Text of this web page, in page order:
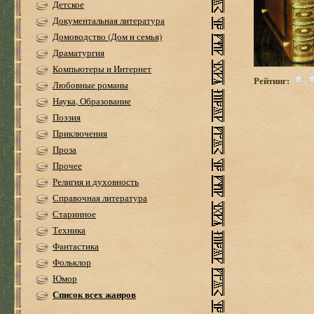
Детское
Документальная литература
Домоводство (Дом и семья)
Драматургия
Компьютеры и Интернет
Любовные романы
Наука, Образование
Поэзия
Приключения
Проза
Прочее
Религия и духовность
Справочная литература
Старинное
Техника
Фантастика
Фольклор
Юмор
Список всех жанров
Рейтинг: